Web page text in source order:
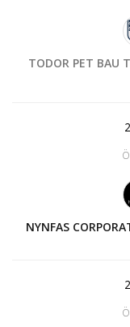
TODOR PET BAU
NYNFAS